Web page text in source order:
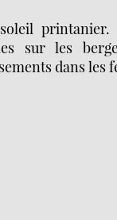
printanier.
sur les
dans les